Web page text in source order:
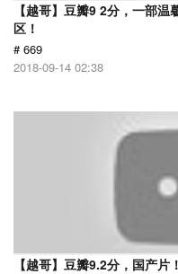
【越哥】豆瓣9 2分，一部
区！
# 669
2018-09-14 02:38
【越哥】豆瓣9.2分，国产